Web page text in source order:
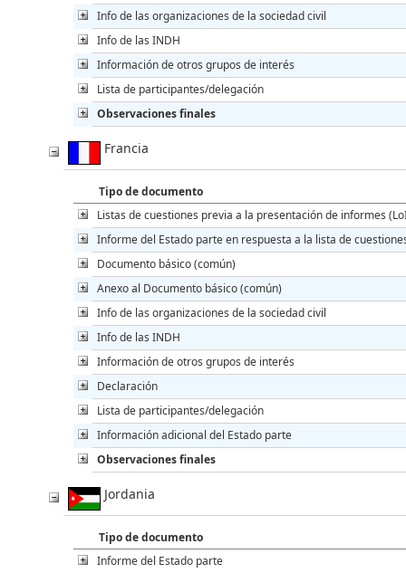
Info de las organizaciones de la sociedad civil
Info de las INDH
Información de otros grupos de interés
Lista de participantes/delegación
Observaciones finales
Francia
Tipo de documento
Listas de cuestiones previa a la presentación de informes
Informe del Estado parte en respuesta a la lista de
Documento básico (común)
Anexo al Documento básico (común)
Info de las organizaciones de la sociedad civil
Info de las INDH
Información de otros grupos de interés
Declaración
Lista de participantes/delegación
Información adicional del Estado parte
Observaciones finales
Jordania
Tipo de documento
Informe del Estado parte